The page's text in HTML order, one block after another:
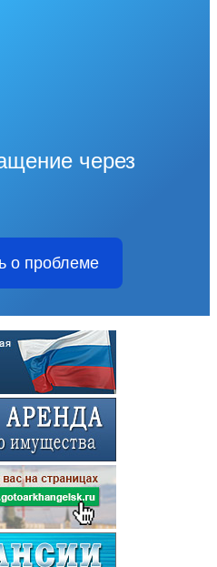
через
о проблеме